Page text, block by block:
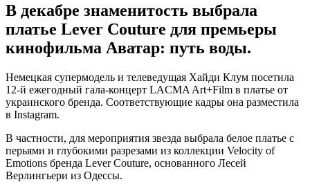
В декабре знаменитость выбрала
платье Lever Couture для премьеры
кинофильма Аватар: путь воды.
Немецкая супермодель и телеведущая Хайди Клум посетила
12-й ежегодный гала-концерт LACMA Art+Film в платье от
украинского бренда. Соответствующие кадры она разместила
в Instagram.
В частности, для мероприятия звезда выбрала белое платье с
перьями и глубокими разрезами из коллекции Velocity of
Emotions бренда Lever Couture, основанного Лесей
Верлингьери из Одессы.